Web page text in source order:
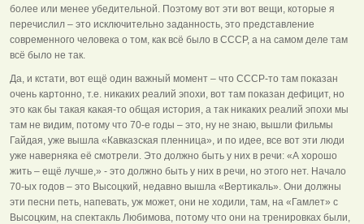
более или менее убедительной. Поэтому вот эти вот вещи, которые я
перечислил – это исключительно заданность, это представление
современного человека о том, как всё было в СССР, а на самом деле там
всё было не так.
Да, и кстати, вот ещё один важный момент – что СССР-то там показан
очень картонно, т.е. никаких реалий эпохи, вот там показан дефицит, но
это как бы такая какая-то общая история, а так никаких реалий эпохи мы
там не видим, потому что 70-е годы – это, ну не знаю, вышли фильмы
Гайдая, уже вышла «Кавказская пленница», и по идее, все вот эти люди
уже наверняка её смотрели. Это должно быть у них в речи: «А хорошо
жить – ещё лучше,» - это должно быть у них в речи, но этого нет. Начало
70-ых годов – это Высоцкий, недавно вышла «Вертикаль». Они должны
эти песни петь, напевать, уж может, они не ходили, там, на «Гамлет» с
Высоцким, на спектакль Любимова, потому что они на тренировках были,